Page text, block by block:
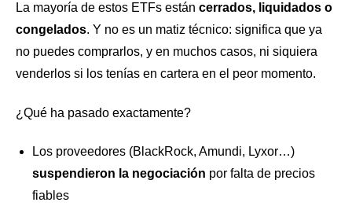
La mayoría de estos ETFs están cerrados, liquidados o
congelados. Y no es un matiz técnico: significa que ya
no puedes comprarlos, y en muchos casos, ni siquiera
venderlos si los tenías en cartera en el peor momento.
¿Qué ha pasado exactamente?
Los proveedores (BlackRock, Amundi, Lyxor…)
suspendieron la negociación por falta de precios
fiables